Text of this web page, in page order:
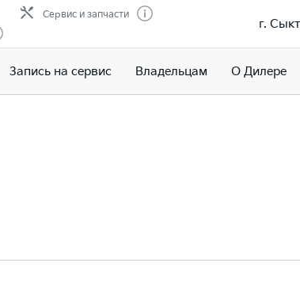
Сервис и запчасти
г.
Запись на сервис Владельцам О Дилере